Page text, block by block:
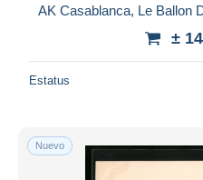
Deseleccionar todo
Mundo entero
AK Casablanca, Le Ballon
±
Estatus
Nuevo